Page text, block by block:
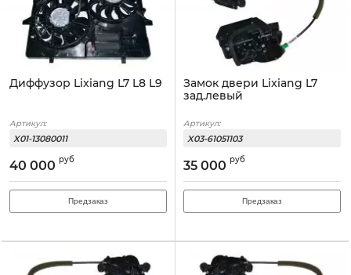
Диффузор Lixiang L7 L8 L9
Артикул:
X01-13080011
40 000 руб
Предзаказ
Замок двери Lixiang L7
зад.левый
Артикул:
X03-61051103
35 000 руб
Предзаказ